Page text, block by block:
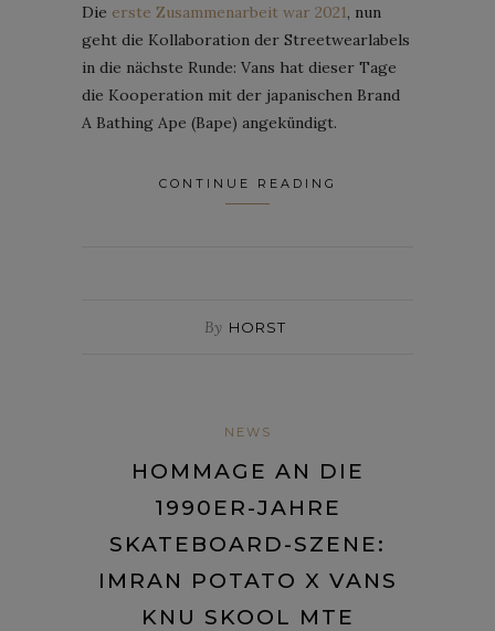
Die erste Zusammenarbeit war 2021, nun
geht die Kollaboration der Streetwearlabels
in die nächste Runde: Vans hat dieser Tage
die Kooperation mit der japanischen Brand
A Bathing Ape (Bape) angekündigt.
CONTINUE READING
By HORST
NEWS
HOMMAGE AN DIE
1990ER-JAHRE
SKATEBOARD-SZENE:
IMRAN POTATO X VANS
KNU SKOOL MTE